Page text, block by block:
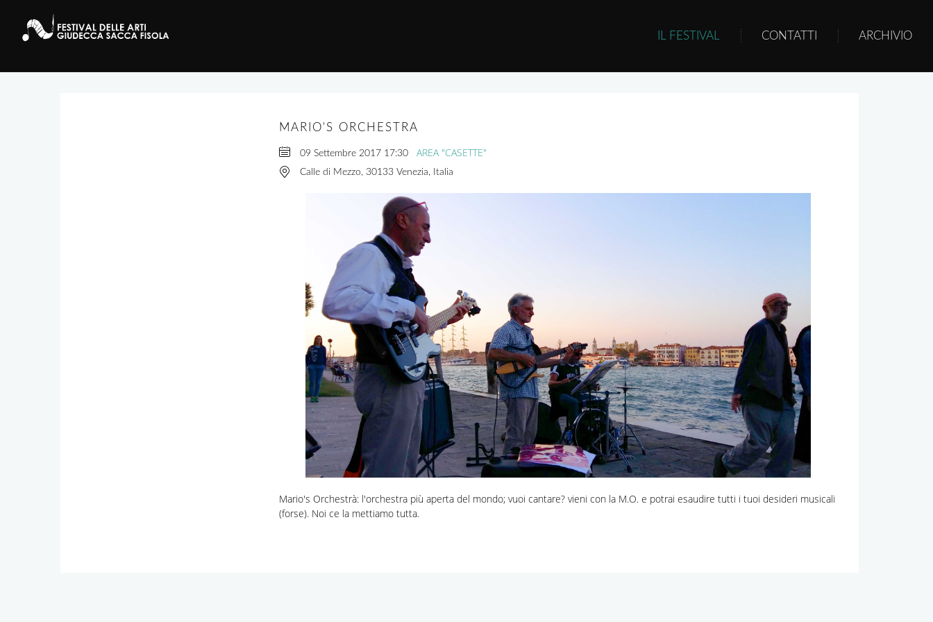
IL FESTIVAL CONTATTI ARCHIVIO
MARIO'S ORCHESTRA
09 Settembre 2017 17:30 AREA "CASETTE"
Calle di Mezzo, 30133 Venezia, Italia
Mario's Orchestrà: l'orchestra più aperta del mondo; vuoi cantare? vieni con la M.O. e potrai esaudire tutti i tuoi desideri musicali
(forse). Noi ce la mettiamo tutta.